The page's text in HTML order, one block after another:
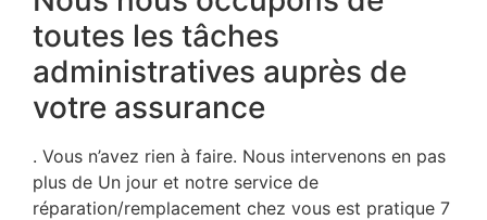
toutes les tâches
administratives auprès de
votre assurance
. Vous n’avez rien à faire. Nous intervenons en pas
plus de Un jour et notre service de
réparation/remplacement chez vous est pratique 7